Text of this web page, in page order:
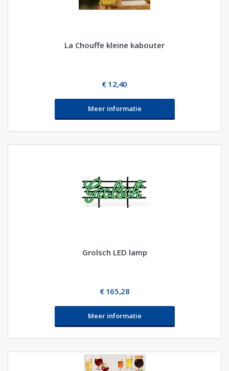
La Chouffe kleine kabouter
€ 12,40
Meer informatie
Grolsch LED lamp
€ 165,28
Meer informatie